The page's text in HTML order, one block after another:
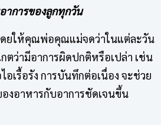
าการของลูกทุกวัน
ดยให้คุณพ่อคุณแม่จดว่าในแต่ละวัน
ตว่ามีอาการผิดปกติหรือเปล่า เช่น
เรื้อรัง การบันทึกต่อเนื่อง จะช่วย
งอาหารกับอาการชัดเจนขึ้น